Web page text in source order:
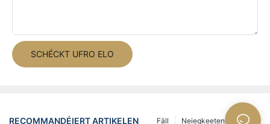
SCHÉCKT UFRO ELO
RECOMMANDÉIERT ARTIKELEN FAQs
Neiegkeeten
Fäll